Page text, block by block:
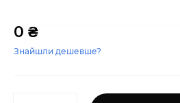
0 ₴
Знайшли дешевше?